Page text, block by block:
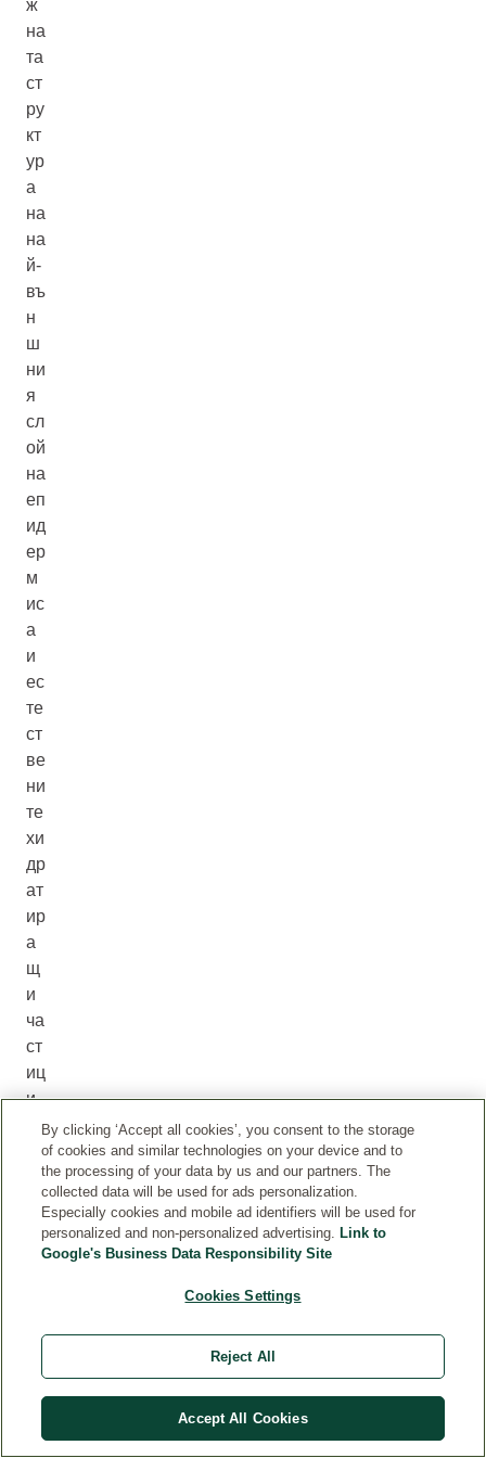
ж
на
та
ст
ру
кт
ур
а
на
на
й-
въ
н
ш
ни
я
сл
ой
на
еп
ид
ер
м
ис
а
и
ес
те
ст
ве
ни
те
хи
др
ат
ир
а
щ
и
ча
ст
иц
и -
вс
ич
ки
за
ед
но
ур
ев
By clicking ‘Accept all cookies’, you consent to the storage
of cookies and similar technologies on your device and to
the processing of your data by us and our partners. The
collected data will be used for ads personalization.
Especially cookies and mobile ad identifiers will be used for
personalized and non-personalized advertising. Link to
Google's Business Data Responsibility Site
Cookies Settings
Reject All
Accept All Cookies